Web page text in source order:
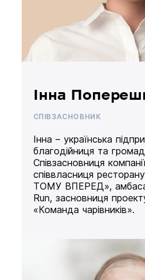
Інна
СПІВЗАСНОВНИК
Інна – українська
благодійниця та
Співзасновниця
співвласниця
ТОМУ ВПЕРЕД»,
Run, засновниця
«Команда чарівників».